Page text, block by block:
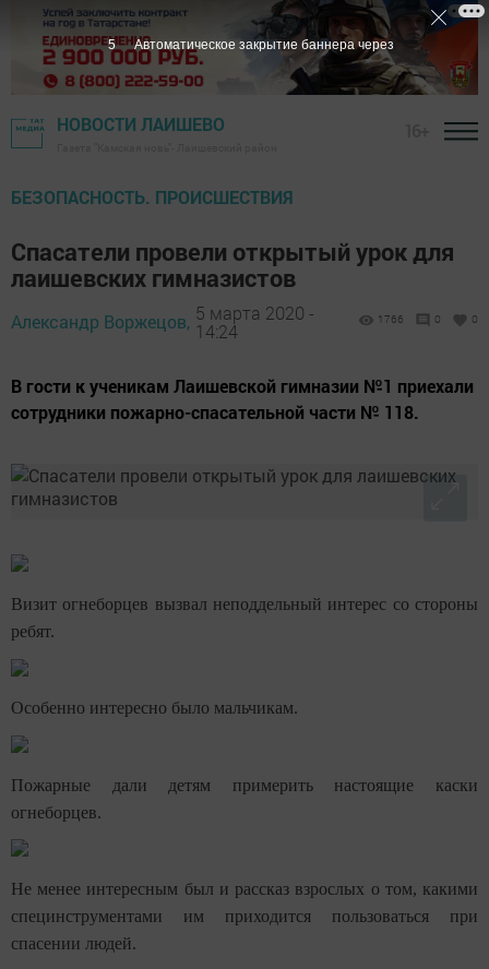
НОВОСТИ ЛАИШЕВО
БЕЗОПАСНОСТЬ. ПРОИСШЕСТВИЯ
Спасатели провели открытый урок для
лаишевских гимназистов
Александр Воржецов, 5 марта 2020 -
14:24
1766 0 0
В гости к ученикам Лаишевской гимназии №1 приехали
сотрудники пожарно-спасательной части № 118.
Визит огнеборцев вызвал неподдельный интерес со стороны
ребят.
Особенно интересно было мальчикам.
Пожарные дали детям примерить настоящие каски
огнеборцев.
Не менее интересным был и рассказ взрослых о том, какими
специнструментами им приходится пользоваться при
спасении людей.
4 Автоматическое закрытие баннера через